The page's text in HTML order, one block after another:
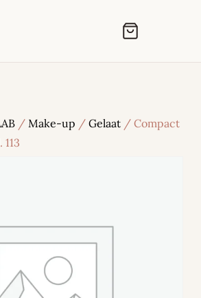
/ Make-up / Gelaat / Compact